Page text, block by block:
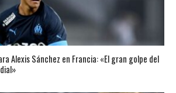
Alexis Sánchez en Francia: «El gran golpe del